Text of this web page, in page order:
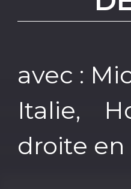
avec :
Italie,
droite en